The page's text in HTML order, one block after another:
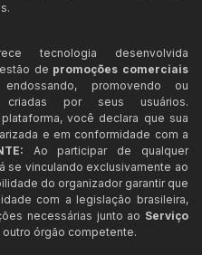
tecnologia desenvolvida
de promoções comerciais
promovendo ou
criadas por seus usuários.
você declara que sua
e em conformidade com a
Ao participar de qualquer
se vinculando exclusivamente ao
do organizador garantir que
com a legislação brasileira,
necessárias junto ao Serviço
outro órgão competente.